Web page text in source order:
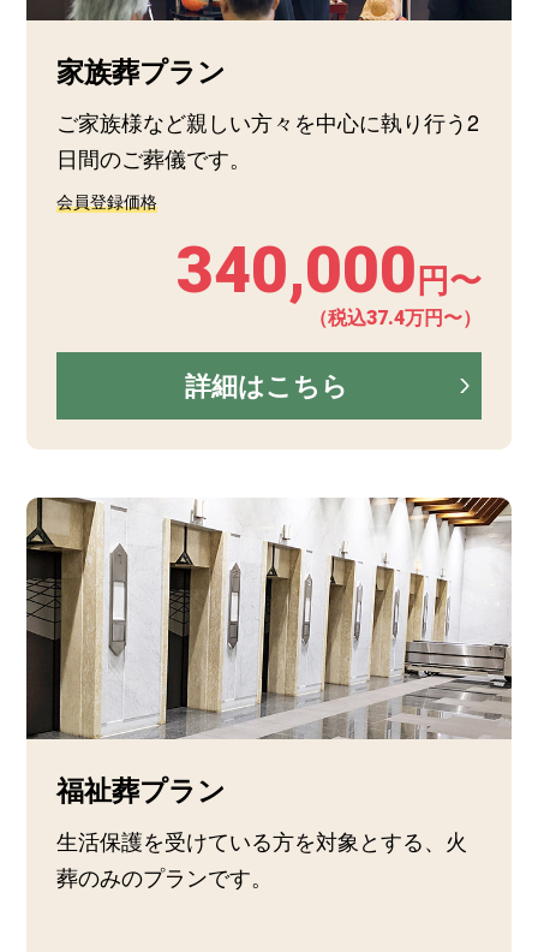
家族葬プラン
ご家族様など親しい方々を中心に執り行う2
日間のご葬儀です。
会員登録価格
340,000 円〜
（税込37.4万円〜）
詳細はこちら
福祉葬プラン
生活保護を受けている方を対象とする、火
葬のみのプランです。